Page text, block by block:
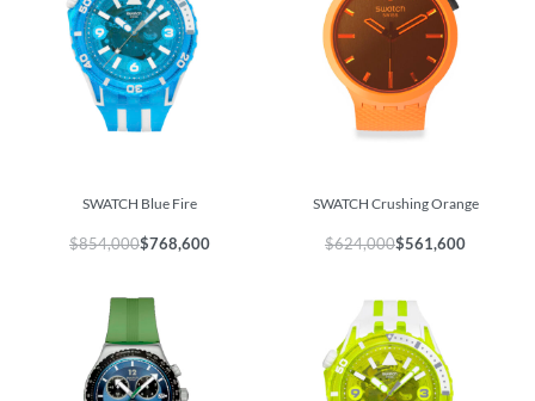
SWATCH Blue Fire
$854,000$768,600
SWATCH Crushing Orange
$624,000$561,600